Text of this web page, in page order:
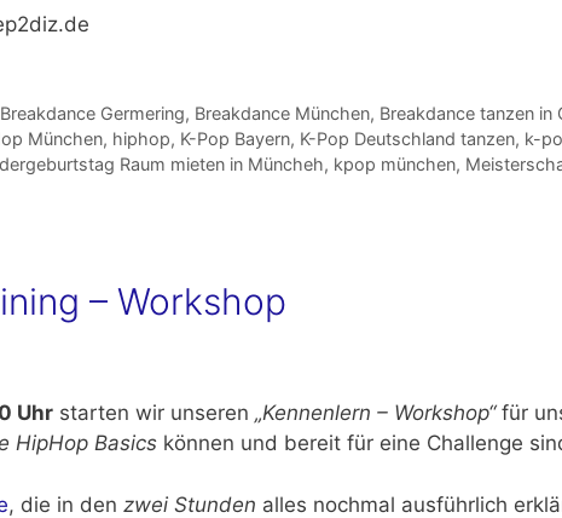
Breakdance Germering, Breakdance München, Breakdance tanzen in
München, hiphop, K-Pop Bayern, K-Pop Deutschland tanzen, k-
Raum mieten in Müncheh, kpop münchen,
– Workshop
Uhr starten wir unseren „Kennenlern – Workshop“für
HipHop Basics können und bereit für eine Challenge
, die in den zwei Stunden alles nochmal ausführlich